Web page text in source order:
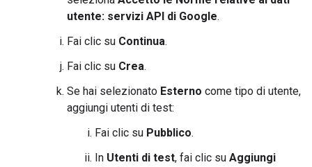
utente: servizi API di Google.
Fai clic su Continua.
Fai clic su Crea.
Se hai selezionato Esterno come tipo di utente,
aggiungi utenti di test:
Fai clic su Pubblico.
In Utenti di test, fai clic su Aggiungi